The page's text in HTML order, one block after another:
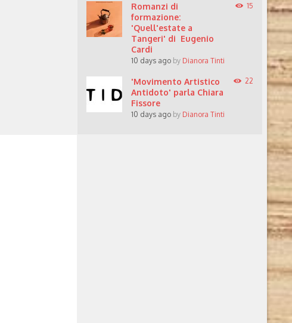
Romanzi di
formazione:
'Quell'estate a
Tangeri' di Eugenio
Cardi
10 days ago by Dianora Tinti
15
'Movimento Artistico
Antidoto' parla Chiara
Fissore
10 days ago by Dianora Tinti
22